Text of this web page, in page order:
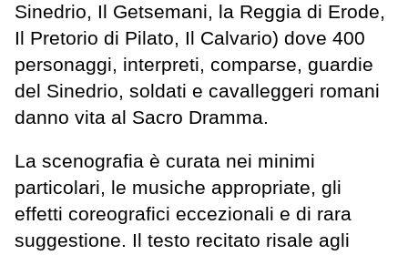
Sinedrio, Il Getsemani, la Reggia di Erode,
Il Pretorio di Pilato, Il Calvario) dove 400
personaggi, interpreti, comparse, guardie
del Sinedrio, soldati e cavalleggeri romani
danno vita al Sacro Dramma.
La scenografia è curata nei minimi
particolari, le musiche appropriate, gli
effetti coreografici eccezionali e di rara
suggestione. Il testo recitato risale agli